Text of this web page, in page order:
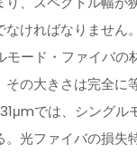
なければなりません
モード・ファイバの
の大きさは完全に
では、シングル
光ファイバの損失